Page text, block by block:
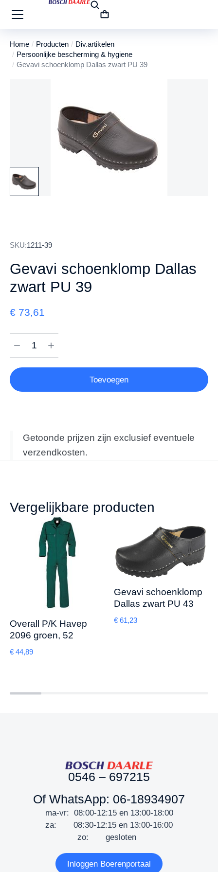
Je bent hier:
Home Producten
Div.artikelen
Persoonlijke bescherming & hygiene
Gevavi schoenklomp Dallas zwart PU 39
SKU:1211-39
Gevavi schoenklomp Dallas
zwart PU 39
€ 73,61
Toevoegen
Getoonde prijzen zijn exclusief eventuele
verzendkosten.
Vergelijkbare producten
Overall P/K Havep
2096 groen, 52
€ 44,89
Gevavi schoenklomp
Dallas zwart PU 43
€ 61,23
0546 – 697215
Of WhatsApp: 06-18934907
ma-vr: 08:00-12:15 en 13:00-18:00
za: 08:30-12:15 en 13:00-16:00
zo: gesloten
Inloggen Boerenportaal